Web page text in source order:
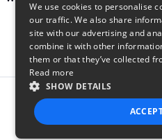
$6
Report
We use cookies to personalise
our traffic. We also share
site with our advertising and
combine it with other
them or that they’ve collected
Read more
SHOW DETAILS